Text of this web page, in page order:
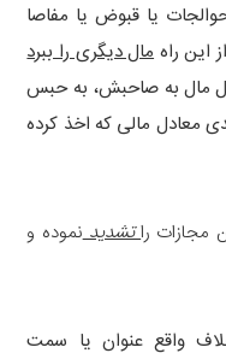
یا قبوض یا مفاصا
این راه مال دیگری را ببرد
مال به صاحبش، به حبس
نقدی معادل مالی که اخذ کرده
مجازات راتشدیدنموده و
واقع عنوان یا سمت